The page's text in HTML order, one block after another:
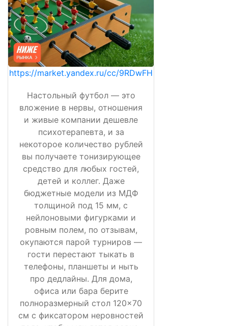
https://market.yandex.ru/cc/9RDwFH
Настольный футбол — это
вложение в нервы, отношения
и живые компании дешевле
психотерапевта, и за
некоторое количество рублей
вы получаете тонизирующее
средство для любых гостей,
детей и коллег. Даже
бюджетные модели из МДФ
толщиной под 15 мм, с
нейлоновыми фигурками и
ровным полем, по отзывам,
окупаются парой турниров —
гости перестают тыкать в
телефоны, планшеты и ныть
про дедлайны. Для дома,
офиса или бара берите
полноразмерный стол 120×70
см с фиксатором неровностей